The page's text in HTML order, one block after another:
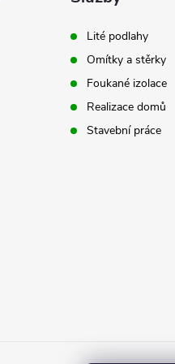
v
k
Lité podlahy
Omítky a stěrky
Foukané izolace
Realizace domů
Stavební práce